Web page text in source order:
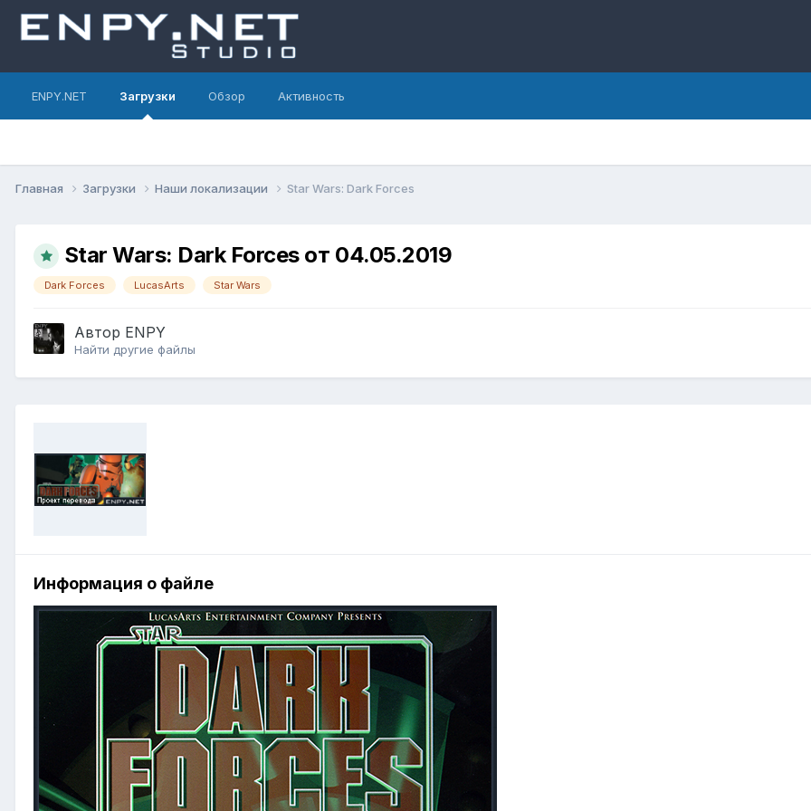
ENPY.NET Загрузки Обзор Активность
Главная Загрузки Наши локализации Star Wars: Dark Forces
Star Wars: Dark Forces от 04.05.2019
Dark Forces LucasArts Star Wars
Автор ENPY
Найти другие файлы
Информация о файле